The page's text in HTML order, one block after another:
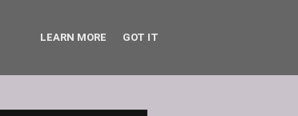
LEARN MORE GOT IT